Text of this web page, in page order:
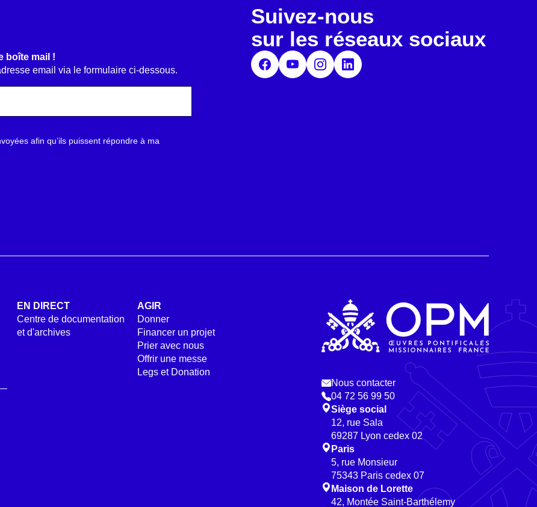
boîte mail !
email via le formulaire ci-dessous.
afin qu’ils puissent répondre à ma
Suivez-nous
sur les réseaux sociaux
EN DIRECT
Centre de documentation
et d'archives
AGIR
Donner
Financer un projet
Prier avec nous
Offrir une messe
Legs et Donation
Nous contacter
04 72 56 99 50
Siège social
12, rue Sala
69287 Lyon cedex 02
Paris
5, rue Monsieur
75343 Paris cedex 07
Maison de Lorette
42, Montée Saint-Barthélemy